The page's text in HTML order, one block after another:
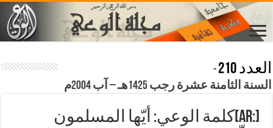
العدد 210
-
السنة الثامنة عشرة رجب 1425هـ – آب 2004م
[:ar]كلمة الوعي: أيّها المسلمون